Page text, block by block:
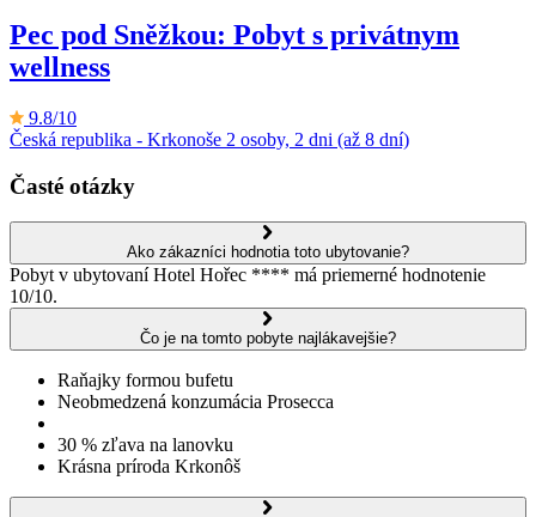
Pec pod Sněžkou: Pobyt s privátnym
wellness
9.8/10
Česká republika - Krkonoše 2 osoby, 2 dni (až 8 dní)
Časté otázky
Ako zákazníci hodnotia toto ubytovanie?
Pobyt v ubytovaní Hotel Hořec **** má priemerné hodnotenie
10/10.
Čo je na tomto pobyte najlákavejšie?
Raňajky formou bufetu
Neobmedzená konzumácia Prosecca
30 % zľava na lanovku
Krásna príroda Krkonôš